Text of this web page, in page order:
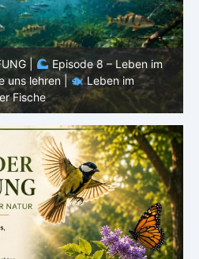
|
Episode 7: Leben im
Fische bleiben |
Leben im
Fische